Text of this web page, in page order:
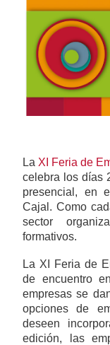
La XI Feria de
celebra los días
presencial, en
Cajal. Como
sector
formativos.
La XI Feria de
de encuentro
empresas se
opciones de
deseen
edición, las